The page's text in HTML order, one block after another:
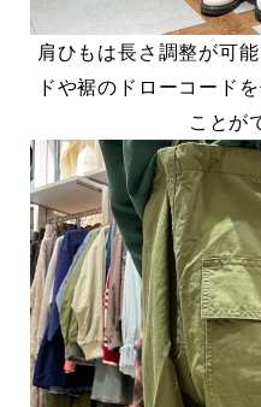
肩ひもは長さ調整が可
ドや裾のドローコード
ことが